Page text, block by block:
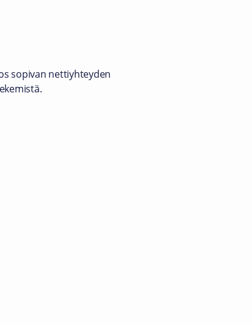
sopivan nettiyhteyden